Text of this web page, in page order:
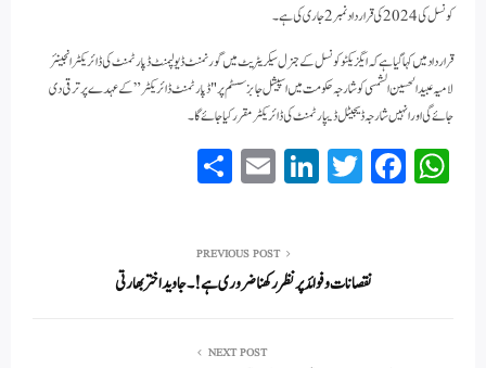
کونسل کی 2024 کی قرارداد نمبر 2 جاری کی ہے۔
قرارداد میں کہا گیا ہے کہ ایگزیکٹو کونسل کے جنرل سیکریٹریٹ میں گورنمنٹ ڈیولپمنٹ ڈپارٹمنٹ کی ڈائریکٹر انجینئر
لامیہ عبید الحسین الشمسی کو شارجہ حکومت میں اسپیشل جابز سسٹم پر "ڈپارٹمنٹ ڈائریکٹر” کے عہدے پر ترقی دی
جائے گی اور انہیں شارجہ ڈیجیٹل ڈیپارٹمنٹ کی ڈائریکٹر مقرر کیا جائے گا۔
W
Fa
ok
T
r
Li
In
E
PREVIOUS POST
نقصانات و فوائد پر نظر رکھنا ضروری ہے! ۔ جاوید اختر بھارتی
NEXT POST